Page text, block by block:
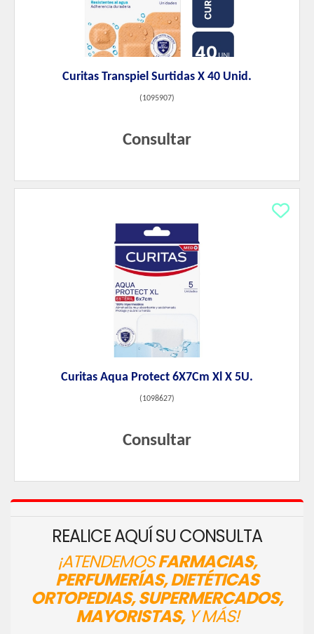
Curitas Transpiel Surtidas X 40 Unid.
(1095907)
Consultar
Curitas Aqua Protect 6X7Cm Xl X 5U.
(1098627)
Consultar
REALICE AQUÍ SU CONSULTA
¡ATENDEMOSFARMACIAS,
PERFUMERÍAS, DIETÉTICAS
ORTOPEDIAS, SUPERMERCADOS,
MAYORISTAS,Y MÁS!